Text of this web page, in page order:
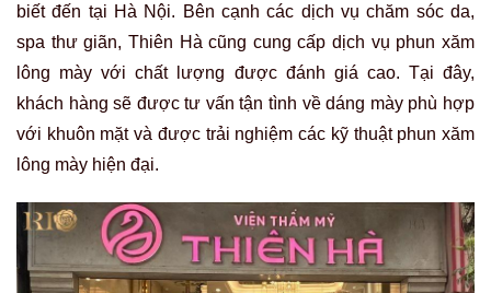
biết đến tại Hà Nội. Bên cạnh các dịch vụ chăm sóc da,
spa thư giãn, Thiên Hà cũng cung cấp dịch vụ phun xăm
lông mày với chất lượng được đánh giá cao. Tại đây,
khách hàng sẽ được tư vấn tận tình về dáng mày phù hợp
với khuôn mặt và được trải nghiệm các kỹ thuật phun xăm
lông mày hiện đại.